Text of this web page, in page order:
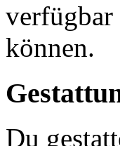
verfügbar
können.
Du